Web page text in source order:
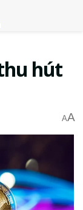
hút
AA